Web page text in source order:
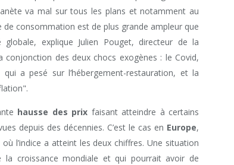
va mal sur tous les plans et notamment au
consommation est de plus grande ampleur que
explique Julien Pouget, directeur de la
conjonction des deux chocs exogènes : le Covid,
a pesé sur l’hébergement-restauration, et la
hausse des prix faisant atteindre à certains
depuis des décennies. C’est le cas en Europe,
l’indice a atteint les deux chiffres. Une situation
la croissance mondiale et qui pourrait avoir de